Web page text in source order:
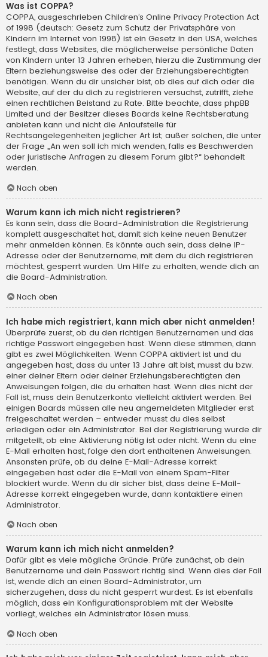
Was ist COPPA?
COPPA, ausgeschrieben Children’s Online Privacy Protection Act
of 1998 (deutsch: Gesetz zum Schutz der Privatsphäre von
Kindern im Internet von 1998) ist ein Gesetz in den USA, welches
festlegt, dass Websites, die möglicherweise persönliche Daten
von Kindern unter 13 Jahren erheben, hierzu die Zustimmung der
Eltern beziehungsweise des oder der Erziehungsberechtigten
benötigen. Wenn du dir unsicher bist, ob dies auf dich oder die
Website, auf der du dich zu registrieren versuchst, zutrifft, ziehe
einen rechtlichen Beistand zu Rate. Bitte beachte, dass phpBB
Limited und der Besitzer dieses Boards keine Rechtsberatung
anbieten kann und nicht die Anlaufstelle für
Rechtsangelegenheiten jeglicher Art ist; außer solchen, die unter
der Frage „An wen soll ich mich wenden, falls es Beschwerden
oder juristische Anfragen zu diesem Forum gibt?“ behandelt
werden.
Nach oben
Warum kann ich mich nicht registrieren?
Es kann sein, dass die Board-Administration die Registrierung
komplett ausgeschaltet hat, damit sich keine neuen Benutzer
mehr anmelden können. Es könnte auch sein, dass deine IP-
Adresse oder der Benutzername, mit dem du dich registrieren
möchtest, gesperrt wurden. Um Hilfe zu erhalten, wende dich an
die Board-Administration.
Nach oben
Ich habe mich registriert, kann mich aber nicht anmelden!
Überprüfe zuerst, ob du den richtigen Benutzernamen und das
richtige Passwort eingegeben hast. Wenn diese stimmen, dann
gibt es zwei Möglichkeiten. Wenn COPPA aktiviert ist und du
angegeben hast, dass du unter 13 Jahre alt bist, musst du bzw.
einer deiner Eltern oder deiner Erziehungsberechtigten den
Anweisungen folgen, die du erhalten hast. Wenn dies nicht der
Fall ist, muss dein Benutzerkonto vielleicht aktiviert werden. Bei
einigen Boards müssen alle neu angemeldeten Mitglieder erst
freigeschaltet werden – entweder musst du dies selbst
erledigen oder ein Administrator. Bei der Registrierung wurde dir
mitgeteilt, ob eine Aktivierung nötig ist oder nicht. Wenn du eine
E-Mail erhalten hast, folge den dort enthaltenen Anweisungen.
Ansonsten prüfe, ob du deine E-Mail-Adresse korrekt
eingegeben hast oder die E-Mail von einem Spam-Filter
blockiert wurde. Wenn du dir sicher bist, dass deine E-Mail-
Adresse korrekt eingegeben wurde, dann kontaktiere einen
Administrator.
Nach oben
Warum kann ich mich nicht anmelden?
Dafür gibt es viele mögliche Gründe. Prüfe zunächst, ob dein
Benutzername und dein Passwort richtig sind. Wenn dies der Fall
ist, wende dich an einen Board-Administrator, um
sicherzugehen, dass du nicht gesperrt wurdest. Es ist ebenfalls
möglich, dass ein Konfigurationsproblem mit der Website
vorliegt, welches ein Administrator lösen muss.
Nach oben